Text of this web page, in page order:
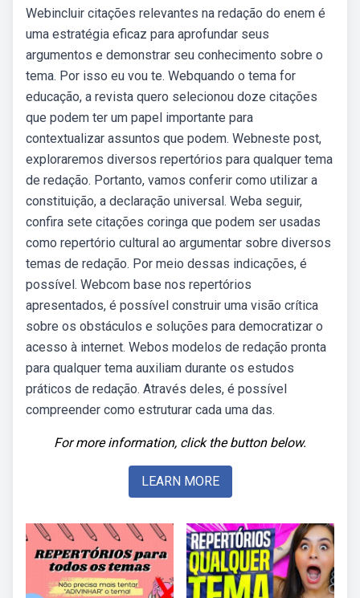
Webincluir citações relevantes na redação do enem é
uma estratégia eficaz para aprofundar seus
argumentos e demonstrar seu conhecimento sobre o
tema. Por isso eu vou te. Webquando o tema for
educação, a revista quero selecionou doze citações
que podem ter um papel importante para
contextualizar assuntos que podem. Webneste post,
exploraremos diversos repertórios para qualquer tema
de redação. Portanto, vamos conferir como utilizar a
constituição, a declaração universal. Weba seguir,
confira sete citações coringa que podem ser usadas
como repertório cultural ao argumentar sobre diversos
temas de redação. Por meio dessas indicações, é
possível. Webcom base nos repertórios
apresentados, é possível construir uma visão crítica
sobre os obstáculos e soluções para democratizar o
acesso à internet. Webos modelos de redação pronta
para qualquer tema auxiliam durante os estudos
práticos de redação. Através deles, é possível
compreender como estruturar cada uma das.
For more information, click the button below.
LEARN MORE